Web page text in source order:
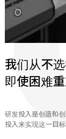
我们从不选
即使困难
研发投入是创造和
投入来实现这一目标